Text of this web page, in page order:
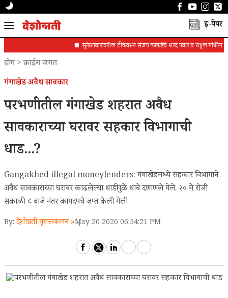
ई-पेपर
सुनेत्रा पवारांवरील टीकेवरून संजय काकडेंचे शरद पवार व राहुल गांधींना पत्र
होम>क्राईम जगत
गंगाखेड अवैध सावकार
परभणीतील गंगाखेड शहरात अवैध
सावकाराच्या घरावर सहकार विभागाची
धाड...?
Gangakhed illegal moneylenders: गंगाखेडमध्ये सहकार विभागाने
अवैध सावकाराच्या घरावर काढलेल्या धाडीमुळे धाबे दणाणले गेले. २० मे रोजी
सकाळी ८ वाजे नंतर कागदपत्रे जप्त केली गेली
By: देशोन्नती वृत्तसंकलन »May 20 2026 06:54:21 PM